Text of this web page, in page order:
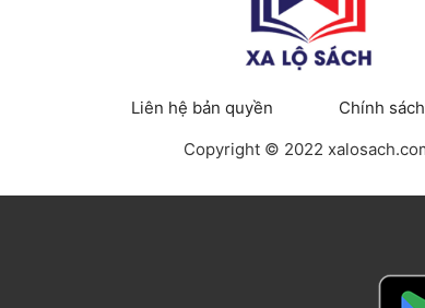
Liên hệ bản quyền
Chính
Copyright © 2022